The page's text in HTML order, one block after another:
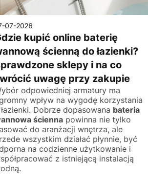
07-2026
kupić online baterię
ścienną do łazienki?
sklepy i na co
uwagę przy zakupie
odpowiedniej armatury ma
wpływ na wygodę korzystania
Dobrze dopasowana bateria
ściennapowinna nie tylko
do aranżacji wnętrza, ale
wszystkim działać płynnie, być
na codzienne użytkowanie i
z istniejącą instalacją